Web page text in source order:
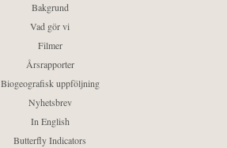
Bakgrund
Vad gör vi
Filmer
Årsrapporter
Biogeografisk uppföljning
Nyhetsbrev
In English
Butterfly Indicators